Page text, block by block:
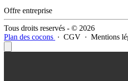
Offre entreprise
Tous droits reservés - © 2026
Plan des cocons · CGV · Mentions